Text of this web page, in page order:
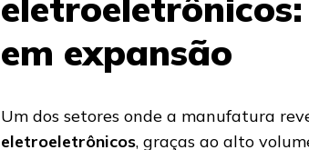
em expansão
Um dos setores onde a manufatura
eletroeletrônicos, graças ao alto